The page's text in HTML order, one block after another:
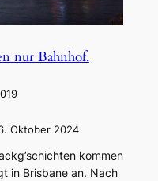
nur Bahnhof.
Oktober 2024
kommen
in Brisbane an. Nach